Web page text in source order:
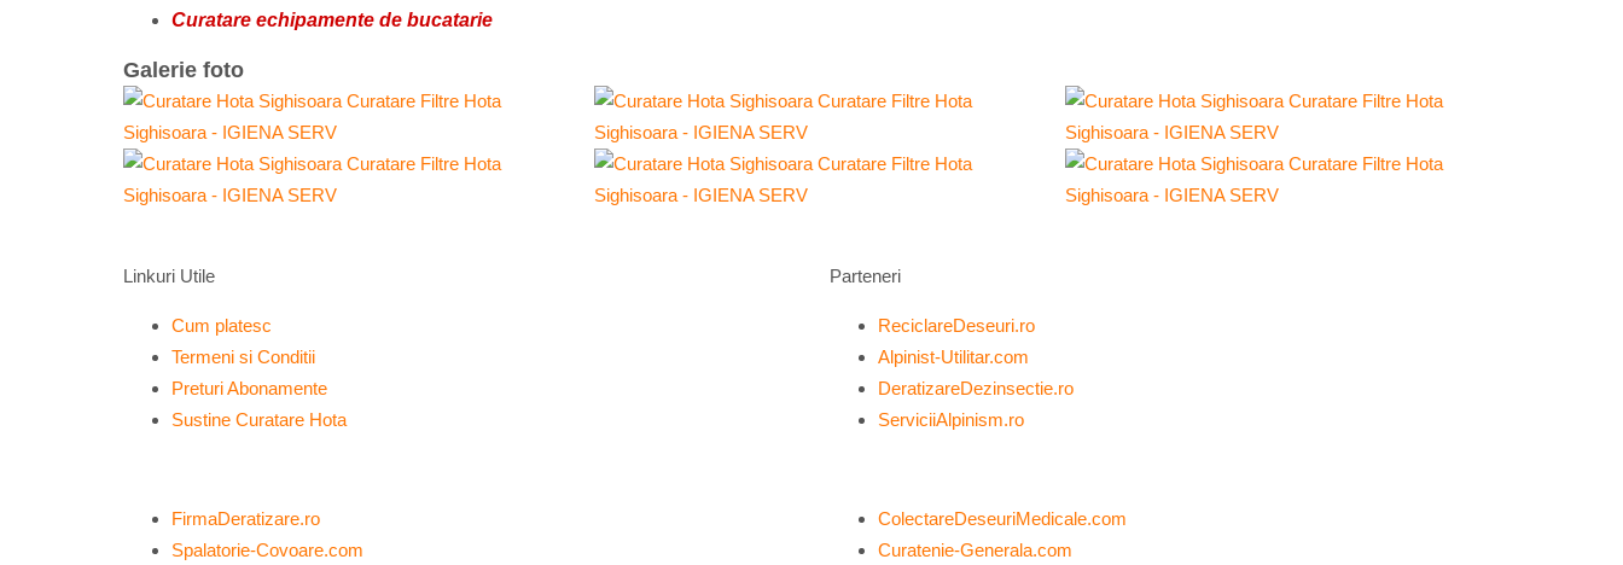
Curatare echipamente de bucatarie
Galerie foto
Linkuri Utile
Cum platesc
Termeni si Conditii
Preturi Abonamente
Sustine Curatare Hota
Parteneri
ReciclareDeseuri.ro
Alpinist-Utilitar.com
DeratizareDezinsectie.ro
ServiciiAlpinism.ro
FirmaDeratizare.ro
Spalatorie-Covoare.com
ColectareDeseuriMedicale.com
Curatenie-Generala.com